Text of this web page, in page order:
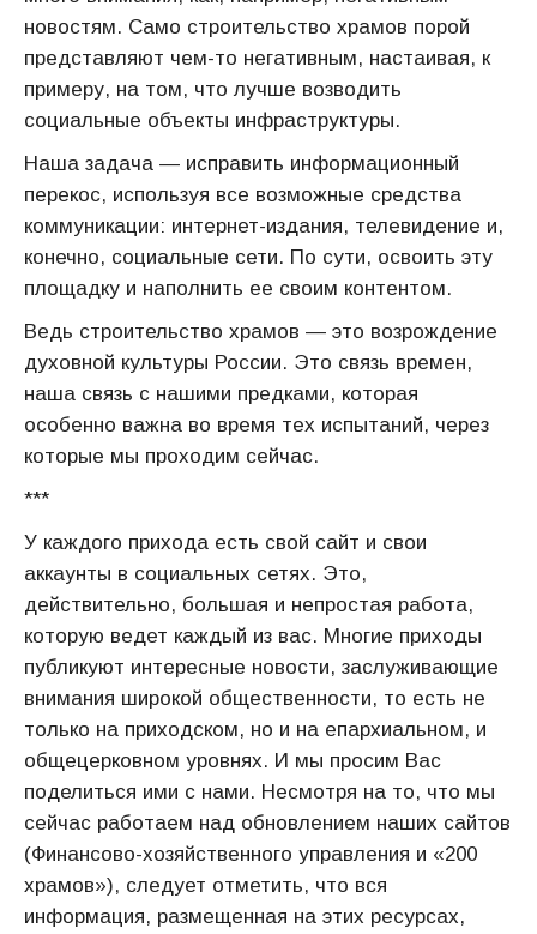
новостям. Само строительство храмов порой
представляют чем-то негативным, настаивая, к
примеру, на том, что лучше возводить
социальные объекты инфраструктуры.
Наша задача — исправить информационный
перекос, используя все возможные средства
коммуникации: интернет-издания, телевидение и,
конечно, социальные сети. По сути, освоить эту
площадку и наполнить ее своим контентом.
Ведь строительство храмов — это возрождение
духовной культуры России. Это связь времен,
наша связь с нашими предками, которая
особенно важна во время тех испытаний, через
которые мы проходим сейчас.
***
У каждого прихода есть свой сайт и свои
аккаунты в социальных сетях. Это,
действительно, большая и непростая работа,
которую ведет каждый из вас. Многие приходы
публикуют интересные новости, заслуживающие
внимания широкой общественности, то есть не
только на приходском, но и на епархиальном, и
общецерковном уровнях. И мы просим Вас
поделиться ими с нами. Несмотря на то, что мы
сейчас работаем над обновлением наших сайтов
(Финансово-хозяйственного управления и «200
храмов»), следует отметить, что вся
информация, размещенная на этих ресурсах,